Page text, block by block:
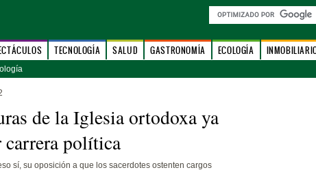
TECNOLOGÍA SALUD GASTRONOMÍA ECOLOGÍA
de la Iglesia ortodoxa ya
carrera política
sí, su oposición a que los sacerdotes ostenten cargos